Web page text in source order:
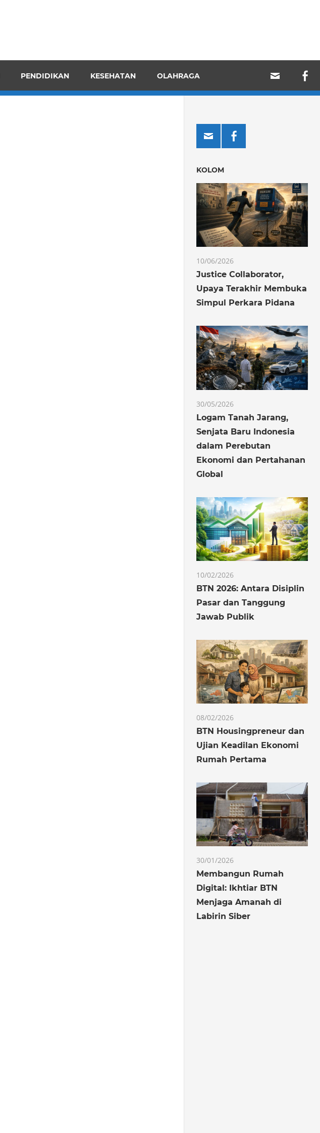
PENDIDIKAN KESEHATAN OLAHRAGA
KOLOM
10/06/2026
Justice Collaborator,
Upaya Terakhir Membuka
Simpul Perkara Pidana
30/05/2026
Logam Tanah Jarang,
Senjata Baru Indonesia
dalam Perebutan
Ekonomi dan Pertahanan
Global
10/02/2026
BTN 2026: Antara Disiplin
Pasar dan Tanggung
Jawab Publik
08/02/2026
BTN Housingpreneur dan
Ujian Keadilan Ekonomi
Rumah Pertama
30/01/2026
Membangun Rumah
Digital: Ikhtiar BTN
Menjaga Amanah di
Labirin Siber